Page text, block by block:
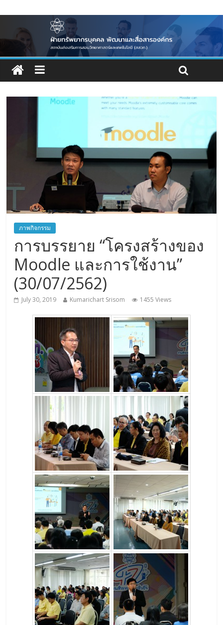
ภาพกิจกรรม
การบรรยาย “โครงสร้างของ
Moodle และการใช้งาน”
(30/07/2562)
July 30, 2019 Kumarichart Srisom 1455 Views